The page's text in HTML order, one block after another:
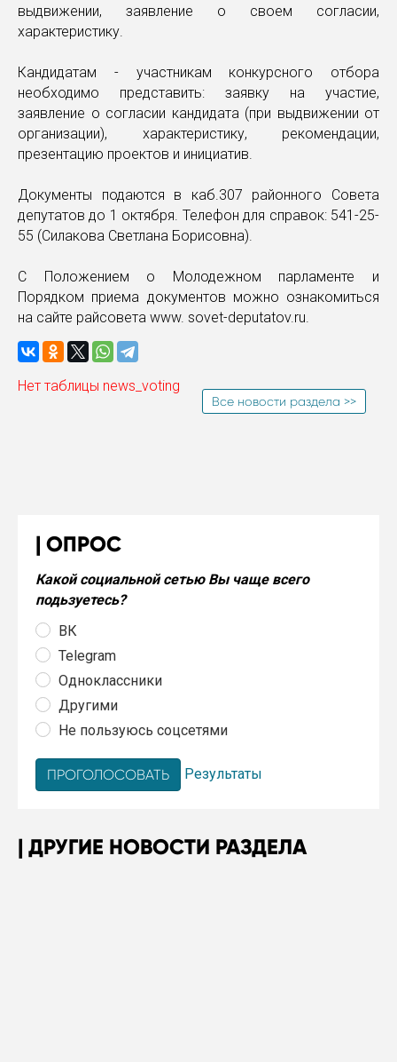
выдвижении, заявление о своем согласии,
характеристику.
Кандидатам - участникам конкурсного отбора
необходимо представить: заявку на участие,
заявление о согласии кандидата (при выдвижении от
организации), характеристику, рекомендации,
презентацию проектов и инициатив.
Документы подаются в каб.307 районного Совета
депутатов до 1 октября. Телефон для справок: 541-25-
55 (Силакова Светлана Борисовна).
С Положением о Молодежном парламенте и
Порядком приема документов можно ознакомиться
на сайте райсовета www. sovet-deputatov.ru.
Нет таблицы news_voting
Все новости раздела >>
ОПРОС
Какой социальной сетью Вы чаще всего
подьзуетесь?
ВК
Telegram
Одноклассники
Другими
Не пользуюсь соцсетями
Результаты
ДРУГИЕ НОВОСТИ РАЗДЕЛА